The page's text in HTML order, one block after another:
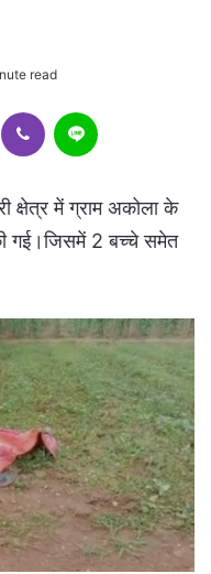
read
Telegram Viber
क्षेत्र में ग्राम अकोला के
की गई।जिसमें 2 बच्चे समेत